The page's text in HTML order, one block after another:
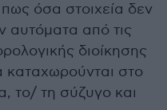
όσα στοιχεία δεν
αυτόματα από τις
διοίκησης
καταχωρούνται στο
το/ τη σύζυγο και